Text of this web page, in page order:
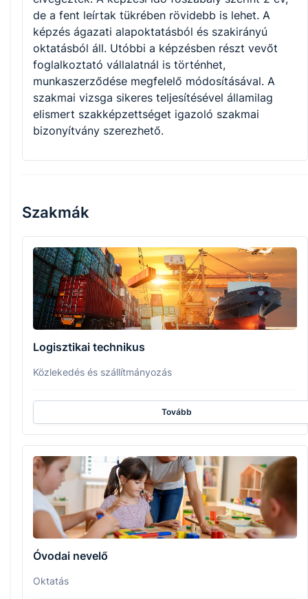
de a fent leírtak tükrében rövidebb is lehet. A
képzés ágazati alapoktatásból és szakirányú
oktatásból áll. Utóbbi a képzésben részt vevőt
foglalkoztató vállalatnál is történhet,
munkaszerződése megfelelő módosításával. A
szakmai vizsga sikeres teljesítésével államilag
elismert szakképzettséget igazoló szakmai
bizonyítvány szerezhető.
Szakmák
Logisztikai technikus
Közlekedés és szállítmányozás
Tovább
Óvodai nevelő
Oktatás